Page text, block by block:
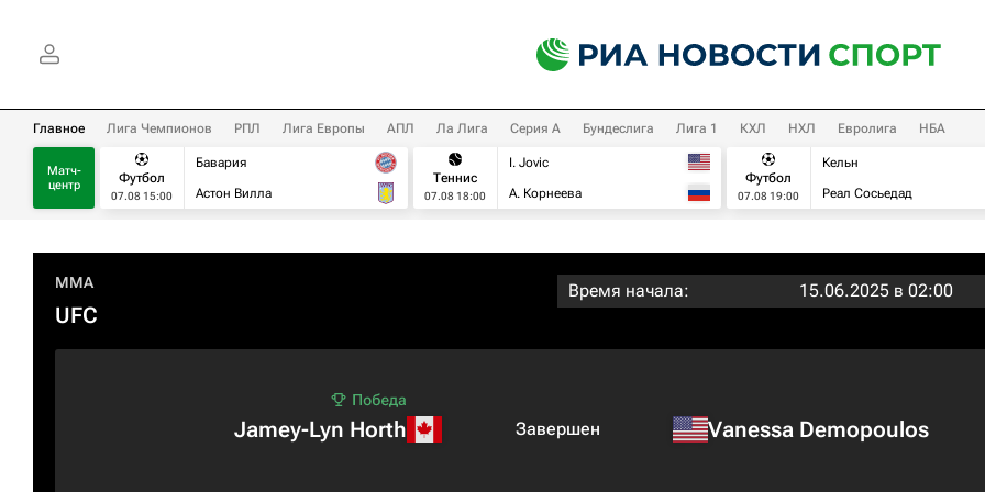
Главное Лига Чемпионов РПЛ Лига Европы АПЛ Ла Лига Серия А Бундеслига Лига 1 КХЛ НХЛ Евролига НБА
Матч-
центр
Футбол
07.08 15:00
Бавария
Астон Вилла
Теннис
07.08 18:00
I. Jovic
А. Корнеева
Футбол
07.08 19:00
Кельн
Реал Сосьедад
MMA
UFC
Время начала: 15.06.2025 в 02:00
Jamey-Lyn Horth Завершен Vanessa Demopoulos